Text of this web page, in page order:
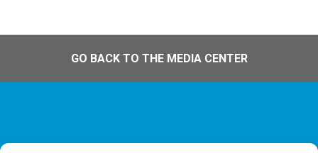
GO BACK TO THE MEDIA CENTER